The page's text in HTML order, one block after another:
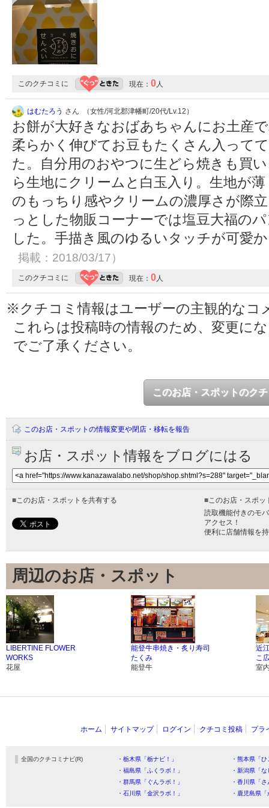
このクチコミに 現在： 0人
はむたろう さん （女性/河北郡津幡町/20代/Lv.12）
お餅が大好きなおばあちゃんにお土産
柔らかく伸びてお豆もたくさん入って
た。自分用のおやつに生どら焼きも買
ら生地にクリームと白玉入り。生地が
のもっちり感やクリームの濃厚さが際
っとした物販コーナーでは塩豆大福の
した。手描き風のゆるいタッチが可愛
掲載：2018/03/17）
このクチコミに 現在： 0人
※クチコミ情報はユーザーの主観的なコ
これらは投稿時の情報のため、変更に
でご了承ください。
このお店・スポットのク
このお店・スポットの情報変更や閉店・移転を報告
お店・スポット情報をブログにはる
■このお店・スポットを共有する ■このお店・スポッ
読取機能付きのモ
アクセス！
便利に店舗情報を
周辺のお店・スポット
LIBERTINE FLOWER
WORKS
花屋
能登牛串焼き・炙り寿司
たくみ
能登牛
近
こ
室
ホーム サイトマップ ログイン クチコミ投稿 プラ
全国のクチコミナビ(R) ・栃木県「栃ナビ！」
・熊本県「
・福島県「ふくラボ！」
・新潟県「
・群馬県「ぐんラボ！」
・香川県「
・石川県「金沢ラボ！」
・鹿児島県